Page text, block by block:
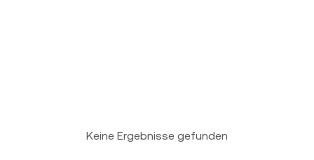
Keine Ergebnisse gefunden